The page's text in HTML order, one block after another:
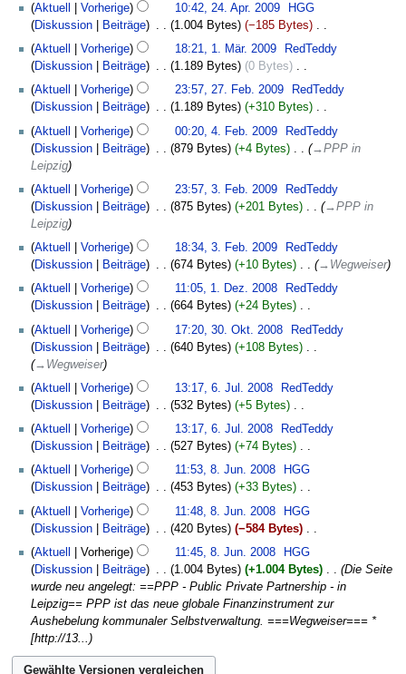
i
t
u
n
g
s
u
s
a
m
m
e
f
a
s
s
u
n
g
April
Aktuell Vorherige 10:42, 24. Apr. 2009
HGG
Diskussion
Beiträge 1.004 Bytes −185 Bytes ‎
K
e
n
e
B
e
a
b
e
i
t
u
n
g
z
u
s
a
m
e
n
f
a
s
s
n
g
März
Aktuell Vorherige 18:21, 1. Mär. 2009
RedTeddy
Diskussion
Beiträge 1.189 Bytes 0 Bytes ‎
K
e
n
e
B
e
a
r
e
i
t
u
n
g
s
u
s
a
m
m
e
n
f
a
s
s
u
n
g
27.
Februar
Aktuell Vorherige 23:57, 27. Feb. 2009
RedTeddy
Diskussion
Beiträge 1.189 Bytes +310 Bytes ‎
K
e
e
B
e
a
r
e
i
t
u
n
g
s
u
s
a
m
e
n
f
a
s
s
u
n
g
Februar
2009
Aktuell Vorherige 00:20, 4. Feb. 2009
RedTeddy
Diskussion
Beiträge 879 Bytes +4 Bytes ‎
→‎PPP in
Leipzig
Februar
2009
Aktuell Vorherige 23:57, 3. Feb. 2009
RedTeddy
Diskussion
Beiträge 875 Bytes +201 Bytes ‎
→‎PPP in
Leipzig
Aktuell
Vorherige 18:34, 3. Feb. 2009
RedTeddy
Diskussion
Beiträge 674 Bytes +10 Bytes ‎ →‎Wegweiser
1.
Dezember
Aktuell Vorherige 11:05, 1. Dez. 2008
RedTeddy
Diskussion
Beiträge 664 Bytes +24 Bytes ‎
K
e
n
e
B
e
a
b
e
i
t
u
n
s
z
u
a
Oktober
2008
Aktuell Vorherige 17:20, 30. Okt. 2008
RedTeddy
Diskussion
Beiträge 640 Bytes +108 Bytes ‎
→‎Wegweiser
Juli
Aktuell Vorherige 13:17, 6. Jul. 2008
RedTeddy
Diskussion
Beiträge 532 Bytes +5 Bytes ‎
K
e
n
e
B
e
r
b
e
i
t
u
n
Aktuell Vorherige 13:17, 6. Jul. 2008
RedTeddy
Diskussion
Beiträge 527 Bytes +74 Bytes ‎
K
e
n
e
B
e
a
r
b
e
t
8.
Juni
Aktuell Vorherige 11:53, 8. Jun. 2008
HGG
Diskussion
Beiträge 453 Bytes +33 Bytes ‎
K
e
n
e
B
e
a
r
b
Aktuell Vorherige 11:48, 8. Jun. 2008
HGG
Diskussion
Beiträge 420 Bytes −584 Bytes ‎
K
e
n
e
B
e
a
Aktuell Vorherige 11:45, 8. Jun. 2008
HGG
Diskussion
Beiträge 1.004 Bytes +1.004 Bytes ‎
Die Seite
wurde neu angelegt: ==PPP - Public Private Partnership - in
Leipzig== PPP ist das neue globale Finanzinstrument zur
Aushebelung kommunaler Selbstverwaltung. ===Wegweiser=== *
[http://13...